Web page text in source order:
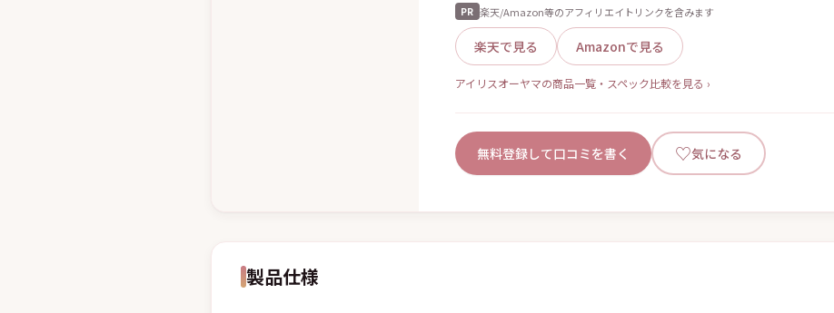
PR 楽天/Amazon等のアフィリエイトリンクを含みます
楽天で見る Amazonで見る
アイリスオーヤマの商品一覧・スペック比較を見る ›
無料登録して口コミを書く ♡気になる
製品仕様